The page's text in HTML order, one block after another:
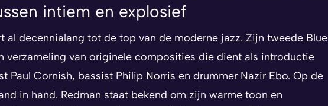
intiem en explosief
al decennialang tot de top van de moderne jazz. Zijn tweede Blue
verzameling van originele composities die dient als introductie
Paul Cornish, bassist Philip Norris en drummer Nazir Ebo. Op de
in hand. Redman staat bekend om zijn warme toon en